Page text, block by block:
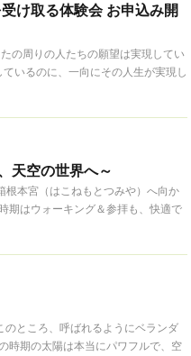
け取る体験会 お申込み開
の周りの人たちの願望は実現してい
いるのに、一向にその人生が実現し
天空の世界へ～
根本宮（はこねもとつみや）へ向か
はウォーキング＆参拝も、快適で
ところ、呼ばれるようにベランダ
時期の太陽は本当にパワフルで、空